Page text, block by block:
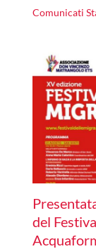
Comunicati
del